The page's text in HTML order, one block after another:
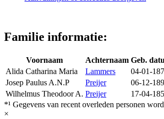
Familie informatie:
Voornaam Achternaam Geb.
Alida Catharina Maria
Lammers 04-01-
Josep Paulus A.N.P
Preijer 06-12-
Wilhelmus Theodoor A. Preijer 17-04-
*¹ Gegevens van recent overleden personen
×